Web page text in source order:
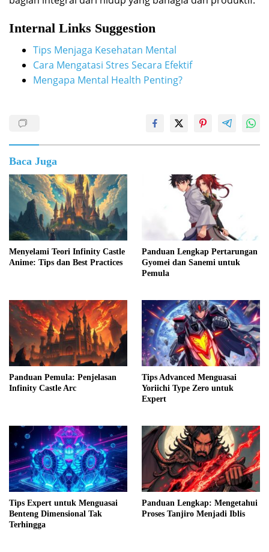
Internal Links Suggestion
Tips Menjaga Kesehatan Mental
Cara Mengatasi Stres Secara Efektif
Mengapa Mental Health Penting?
Baca Juga
Menyelami Teori Infinity Castle
Anime: Tips dan Best Practices
Panduan Lengkap Pertarungan
Gyomei dan Sanemi untuk
Pemula
Panduan Pemula: Penjelasan
Infinity Castle Arc
Tips Advanced Menguasai
Yoriichi Type Zero untuk
Expert
Tips Expert untuk Menguasai
Benteng Dimensional Tak
Terhingga
Panduan Lengkap: Mengetahui
Proses Tanjiro Menjadi Iblis